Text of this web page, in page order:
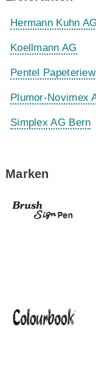
Hermann Kuhn AG
Koellmann AG
Pentel
Plumor-Novimex
Simplex AG Bern
Marken